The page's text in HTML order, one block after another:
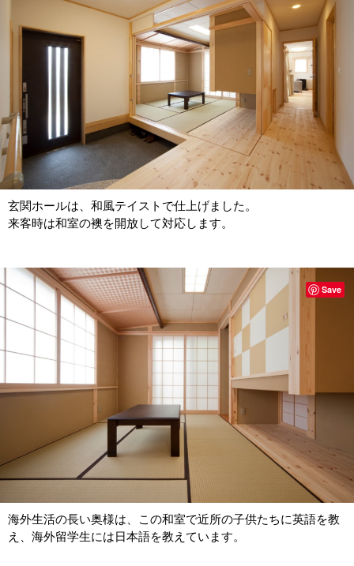
玄関ホールは、和風テイストで仕上げました。
来客時は和室の襖を開放して対応します。
海外生活の長い奥様は、この和室で近所の子供たちに英語を教
え、海外留学生には日本語を教えています。
Save